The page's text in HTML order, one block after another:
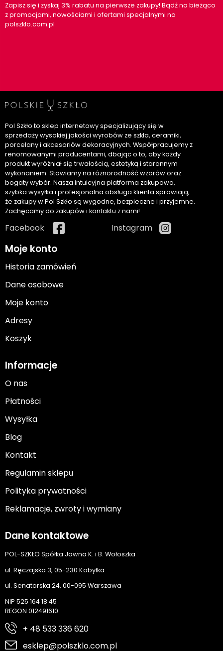
Zapisz się i zyskaj 3% rabatu na pierwsze zakupy! Bądź na bieżąco
z promocjami, nowościami i ofertami specjalnymi na
polszklo.com.pl
Pol Szkło to sklep internetowy specjalizujący się w
sprzedaży wysokiej jakości wyrobów ze szkła, ceramiki,
porcelany i akcesoriów dekoracyjnych. Współpracujemy z
renomowanymi producentami, dbając o to, aby każdy
produkt wyróżniał się trwałością, estetyką i starannym
wykonaniem. Stawiamy na różnorodność wzorów oraz
bogaty wybór. Nasza intuicyjna platforma zakupowa,
szybka wysyłka i profesjonalna obsługa klienta sprawiają,
że zakupy w Pol Szkło są wygodne, bezpieczne i przyjemne.
Zachęcamy do zakupów i kontaktu z nami!
Facebook Instagram
Moje konto
Historia zamówień
Dane osobowe
Moje konto
Adresy
Koszyk
Informacje
O nas
Płatności
Wysyłka
Blog
Kontakt
Regulamin sklepu
Polityka prywatności
Reklamacje, zwroty i wymiany
Dane kontaktowe
POL-SZKŁO Spółka Jawna K. i B. Wołoszka
ul. Ręczajska 3, 05-230 Kobyłka
ul. Senatorska 24, 00-095 Warszawa
NIP 525 164 18 45
REGON 012491610
+ 48 533 336 620
esklep@polszklo.com.pl